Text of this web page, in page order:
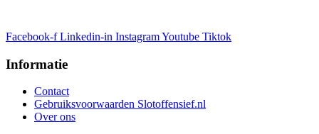
Facebook-f Linkedin-in InstagramYoutube Tiktok
Informatie
Contact
Gebruiksvoorwaarden Slotoffensief.nl
Over ons